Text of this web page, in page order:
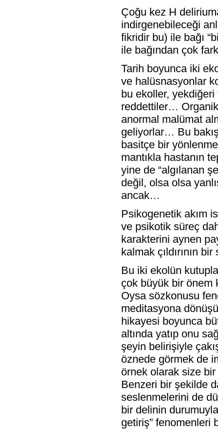
Çoğu kez H
indirgenebileceği
fikridir bu) ile bağı
ile bağından çok
Tarih boyunca iki
ve halüsnasyonlar
bu ekoller,
reddettiler…
anormal malümat
geliyorlar… Bu
basitçe bir
mantıkla hastanın
yine de “algılanan
değil, olsa olsa
ancak…
Psikogenetik akım
ve psikotik süreç
karakterini aynen
kalmak çıldırının
Bu iki ekolün
çok büyük bir
Oysa sözkonusu
meditasyona
hikayesi boyunca
altında yatıp onu
şeyin belirişiyle
öznede görmek de
örnek olarak size
Benzeri bir şekilde
seslenmelerini de
bir delinin
getiriş” fenomenleri